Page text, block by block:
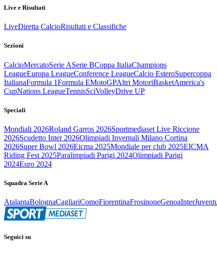
Live e Risultati
LiveDiretta CalcioRisultati e Classifiche
Sezioni
CalcioMercatoSerie ASerie BCoppa ItaliaChampions
LeagueEuropa LeagueConference LeagueCalcio EsteroSupercoppa
ItalianaFormula 1Formula EMotoGPAltri MotoriBasketAmerica's
CupNations LeagueTennisSciVolleyDrive UP
Speciali
Mondiali 2026Roland Garros 2026Sportmediaset Live Riccione
2026Scudetto Inter 2026Olimpiadi Invernali Milano Cortina
2026Super Bowl 2026Eicma 2025Mondiale per club 2025EICMA
Riding Fest 2025Paralimpiadi Parigi 2024Olimpiadi Parigi
2024Euro 2024
Squadra Serie A
AtalantaBolognaCagliariComoFiorentinaFrosinoneGenoaInter
Seguici su